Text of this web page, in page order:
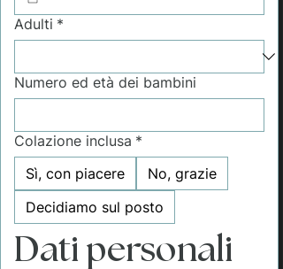
Adulti *
Numero ed età dei bambini
Colazione inclusa *
Sì, con piacere
No, grazie
Decidiamo sul posto
Dati personali